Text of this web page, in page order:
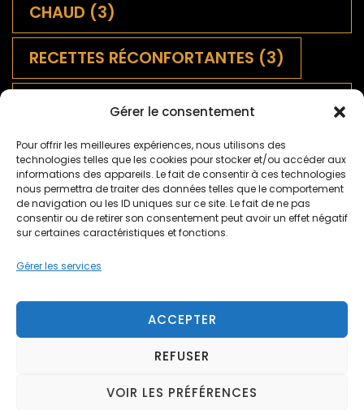
Gérer le consentement
Pour offrir les meilleures expériences, nous utilisons des
technologies telles que les cookies pour stocker et/ou accéder aux
informations des appareils. Le fait de consentir à ces technologies
nous permettra de traiter des données telles que le comportement
de navigation ou les ID uniques sur ce site. Le fait de ne pas
consentir ou de retirer son consentement peut avoir un effet négatif
sur certaines caractéristiques et fonctions.
Gérer les services
ACCEPTER
REFUSER
VOIR LES PRÉFÉRENCES
CHAUD (3)
RECETTES RÉCONFORTANTES (3)
SALADES FRANÇAISES
SAUCES(1)
TARTES SALÉES ET QUICHES(5)
TARTES SUCRÉES
Blossom Recipe | Développé parBlossom Themes